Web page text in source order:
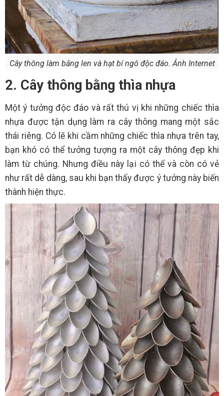
Cây thông làm bằng len và hạt bí ngô độc đáo. Ảnh Internet
2. Cây thông bằng thìa nhựa
Một ý tưởng độc đáo và rất thú vị khi những chiếc thìa
nhựa được tận dụng làm ra cây thông mang một sắc
thái riêng. Có lẽ khi cầm những chiếc thìa nhựa trên tay,
bạn khó có thể tưởng tượng ra một cây thông đẹp khi
làm từ chúng. Nhưng điều này lại có thể và còn có vẻ
như rất dễ dàng, sau khi bạn thấy được ý tưởng này biến
thành hiện thực.